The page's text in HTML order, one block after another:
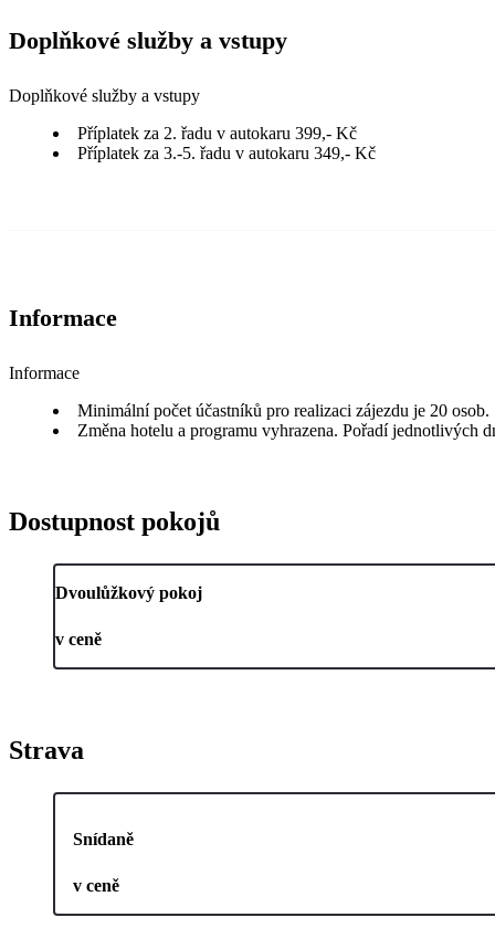
Doplňkové služby a vstupy
Doplňkové služby a vstupy
Příplatek za 2. řadu v autokaru 399,- Kč
Příplatek za 3.-5. řadu v autokaru 349,- Kč
Informace
Informace
Minimální počet účastníků pro realizaci zájezdu je 20 osob.
Změna hotelu a programu vyhrazena. Pořadí jednotlivých
Dostupnost pokojů
Dvoulůžkový pokoj
v ceně
Strava
Snídaně
v ceně